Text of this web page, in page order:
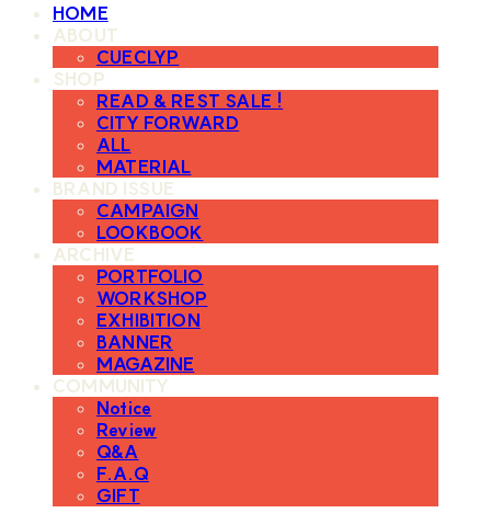
HOME
ABOUT
CUECLYP
SHOP
READ & REST SALE !
CITY FORWARD
ALL
MATERIAL
BRAND ISSUE
CAMPAIGN
LOOKBOOK
ARCHIVE
PORTFOLIO
WORKSHOP
EXHIBITION
BANNER
MAGAZINE
COMMUNITY
Notice
Review
Q&A
F.A.Q
GIFT